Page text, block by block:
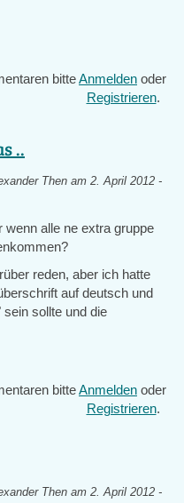
bitteAnmelden oder
Registrieren.
..
Then am 2. April 2012 -
alle ne extra gruppe
reden, aber ich hatte
auf deutsch und
sollte und die
bitteAnmelden oder
Registrieren.
Then am 2. April 2012 -